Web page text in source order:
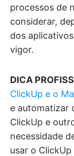
processos de
considerar,
dos
vigor.
DICA
ClickUp e o
e automatizar
ClickUp e
necessidade
usar o